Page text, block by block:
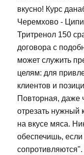
вкусно! Курс
Черемхово -
Тритренол 150
договора с
может служить
целям: для
клиентов и
Повторная, даже
отрезать нужный
на вкусе мяса.
обеспечишь,